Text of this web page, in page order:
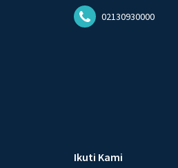
02130930000
Ikuti Kami